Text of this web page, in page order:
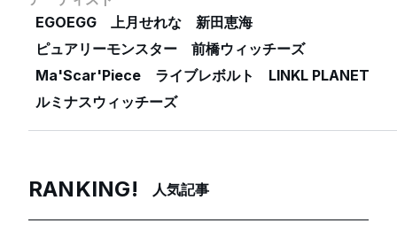
EGOEGG
上月せれな
新田恵海
ピュアリーモンスター
前橋ウィッチーズ
Ma'Scar'Piece
ライブレボルト
LINKL PLANET
ルミナスウィッチーズ
RANKING! 人気記事